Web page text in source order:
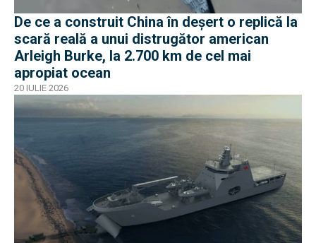
De ce a construit China în deșert o replică la
scară reală a unui distrugător american
Arleigh Burke, la 2.700 km de cel mai
apropiat ocean
20 IULIE 2026